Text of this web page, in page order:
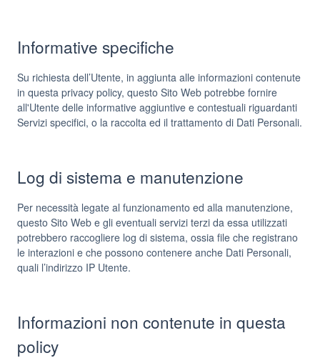
Informative specifiche
Su richiesta dell’Utente, in aggiunta alle informazioni contenute
in questa privacy policy, questo Sito Web potrebbe fornire
all'Utente delle informative aggiuntive e contestuali riguardanti
Servizi specifici, o la raccolta ed il trattamento di Dati Personali.
Log di sistema e manutenzione
Per necessità legate al funzionamento ed alla manutenzione,
questo Sito Web e gli eventuali servizi terzi da essa utilizzati
potrebbero raccogliere log di sistema, ossia file che registrano
le interazioni e che possono contenere anche Dati Personali,
quali l’indirizzo IP Utente.
Informazioni non contenute in questa
policy